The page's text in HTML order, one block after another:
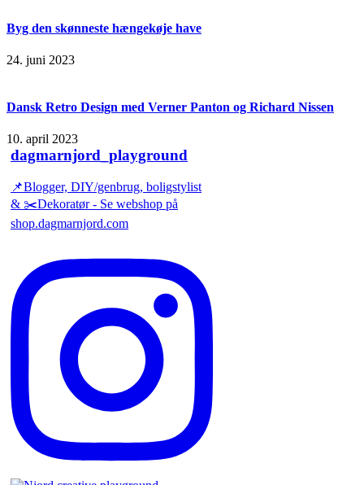
Byg den skønneste hængekøje have
24. juni 2023
Dansk Retro Design med Verner Panton og Richard Nissen
10. april 2023
dagmarnjord_playground
📌Blogger, DIY/genbrug, boligstylist
& ✂️Dekoratør - Se webshop på
shop.dagmarnjord.com